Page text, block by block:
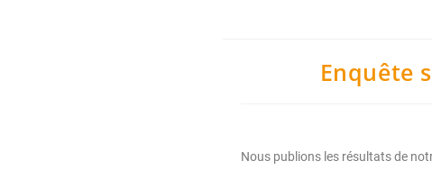
Enquête
Nous publions les résultats de